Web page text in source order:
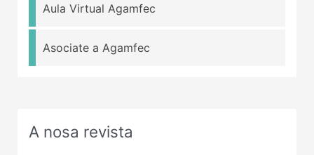
Aula Virtual Agamfec
Asociate a Agamfec
A nosa revista